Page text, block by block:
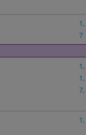
1 ,
7
1 ,
1 ,
7,
1 ,